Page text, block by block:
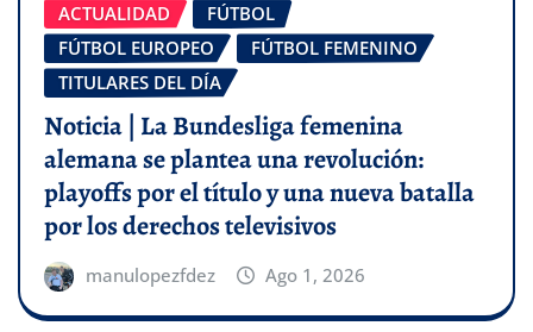
ACTUALIDAD
FÚTBOL
FÚTBOL EUROPEO
FÚTBOL FEMENINO
TITULARES DEL DÍA
Noticia | La Bundesliga femenina
alemana se plantea una revolución:
playoffs por el título y una nueva batalla
por los derechos televisivos
manulopezfdez Ago 1, 2026